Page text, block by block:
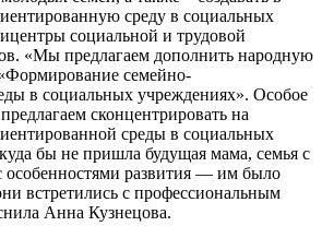
среду в социальных
социальной и трудовой
«Мы предлагаем дополнить народную
семейно-
в социальных учреждениях». Особое
сконцентрировать на
среды в социальных
бы не пришла будущая мама, семья с
особенностями развития — им было
встретились с профессиональным
Анна Кузнецова.